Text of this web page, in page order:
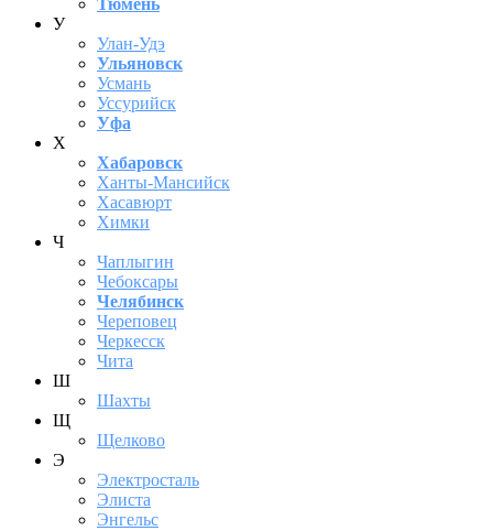
Тюмень
У
Улан-Удэ
Ульяновск
Усмань
Уссурийск
Уфа
Х
Хабаровск
Ханты-Мансийск
Хасавюрт
Химки
Ч
Чаплыгин
Чебоксары
Челябинск
Череповец
Черкесск
Чита
Ш
Шахты
Щ
Щелково
Э
Электросталь
Элиста
Энгельс